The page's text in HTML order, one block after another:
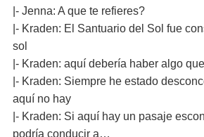
|- Jenna: A que te refieres?
|- Kraden: El Santuario del Sol fue
sol
|- Kraden: aquí debería haber algo
|- Kraden: Siempre he estado
aquí no hay
|- Kraden: Si aquí hay un pasaje
podría conducir a…